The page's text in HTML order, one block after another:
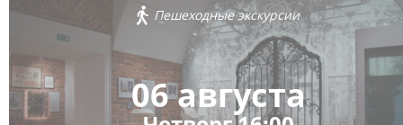
Пешеходные экскурсии
06 августа